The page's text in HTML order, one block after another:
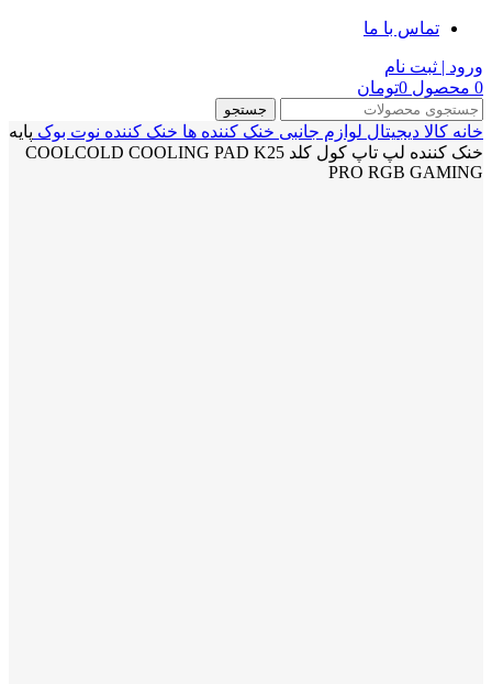
تماس با ما
ورود | ثبت نام
0 محصول 0تومان
جستجو
خانه کالا دیجیتال لوازم جانبی خنک کننده ها خنک کننده نوت بوک پایه
خنک کننده لپ تاپ کول کلد COOLCOLD COOLING PAD K25
PRO RGB GAMING